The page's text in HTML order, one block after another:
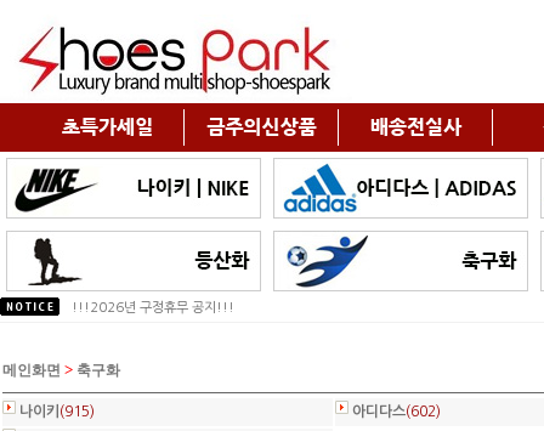
2026년 여름휴가 배송안내!!!
!!!2026년 구정휴무 공지!!!
메인화면 > 축구화
나이키 (915) 아디다스(602)